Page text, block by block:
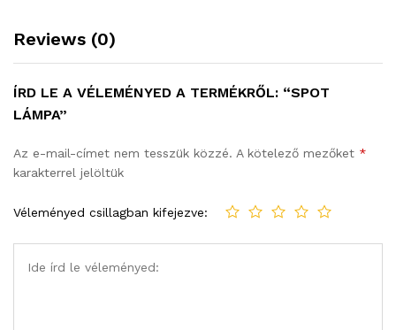
Reviews (0)
ÍRD LE A VÉLEMÉNYED A TERMÉKRŐL: “SPOT
LÁMPA”
Az e-mail-címet nem tesszük közzé. A kötelező mezőket *
karakterrel jelöltük
Véleményed csillagban kifejezve: